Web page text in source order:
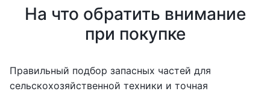
На что обратить внимание
при покупке
Правильный подбор запасных частей для
сельскохозяйственной техники и точная